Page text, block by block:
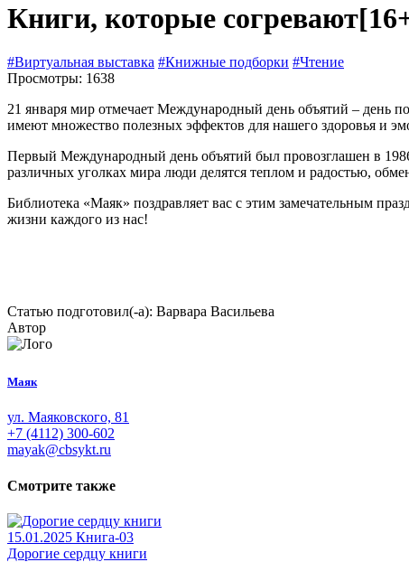
Книги, которые согревают
#Виртуальная выставка #Книжные подборки #Чтение
Просмотры: 1638
21 января мир отмечает Международный день объятий – день
имеют множество полезных эффектов для нашего здоровья и
Первый Международный день объятий был провозглашен в
различных уголках мира люди делятся теплом и радостью,
Библиотека «Маяк» поздравляет вас с этим замечательным
жизни каждого из нас!
Статью подготовил(-а): Варвара Васильева
Автор
Маяк
ул. Маяковского, 81
+7 (4112) 300-602
mayak@cbsykt.ru
Смотрите также
15.01.2025 Книга-03
Дорогие сердцу книги